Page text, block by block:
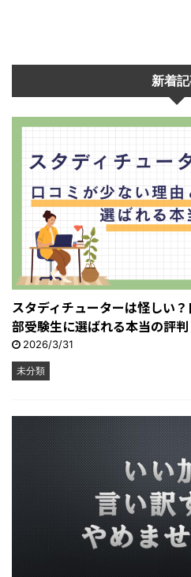
新着
スタディチューターは怪しい
部受験生に選ばれる本当の評判
2026/3/31
未分類